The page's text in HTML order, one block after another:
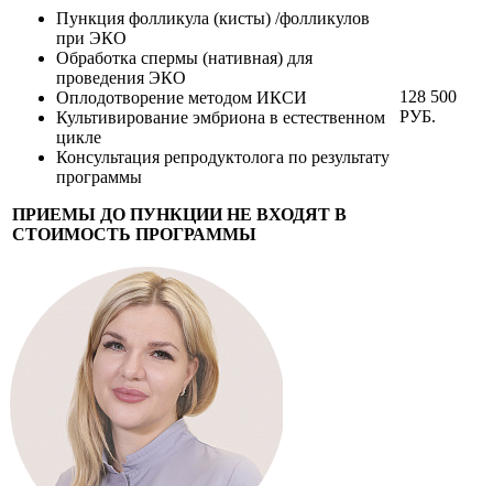
Пункция фолликула (кисты) /фолликулов
при ЭКО
Обработка спермы (нативная) для
проведения ЭКО
Оплодотворение методом ИКСИ
Культивирование эмбриона в естественном
цикле
Консультация репродуктолога по результату
программы
ПРИЕМЫ ДО ПУНКЦИИ НЕ ВХОДЯТ В
СТОИМОСТЬ ПРОГРАММЫ
128 500
РУБ.